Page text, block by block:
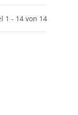
1 - 14 von 14